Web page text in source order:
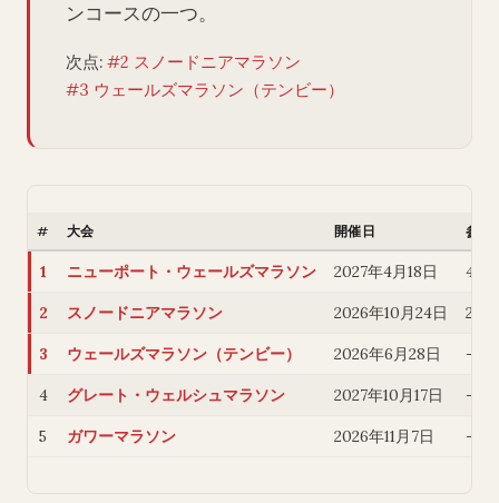
ンコースの一つ。
次点: #2 スノードニアマラソン
#3 ウェールズマラソン（テンビー）
# 大会 開催日 参加
1 ニューポート・ウェールズマラソン 2027年4月18日
2 スノードニアマラソン 2026年10月24日
3 ウェールズマラソン（テンビー） 2026年6月28日 —
4 グレート・ウェルシュマラソン 2027年10月17日 —
5 ガワーマラソン 2026年11月7日 —